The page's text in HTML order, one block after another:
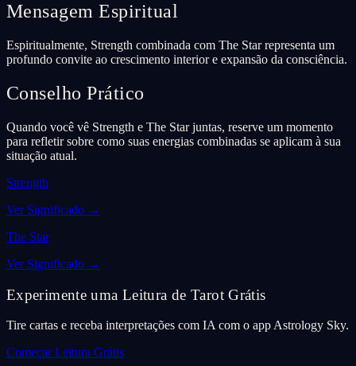
Mensagem Espiritual
Espiritualmente, Strength combinada com The Star representa um
profundo convite ao crescimento interior e expansão da consciência.
Conselho Prático
Quando você vê Strength e The Star juntas, reserve um momento
para refletir sobre como suas energias combinadas se aplicam à sua
situação atual.
Strength
Ver Significado →
The Star
Ver Significado →
Experimente uma Leitura de Tarot Grátis
Tire cartas e receba interpretações com IA com o app Astrology Sky.
Começar Leitura Grátis